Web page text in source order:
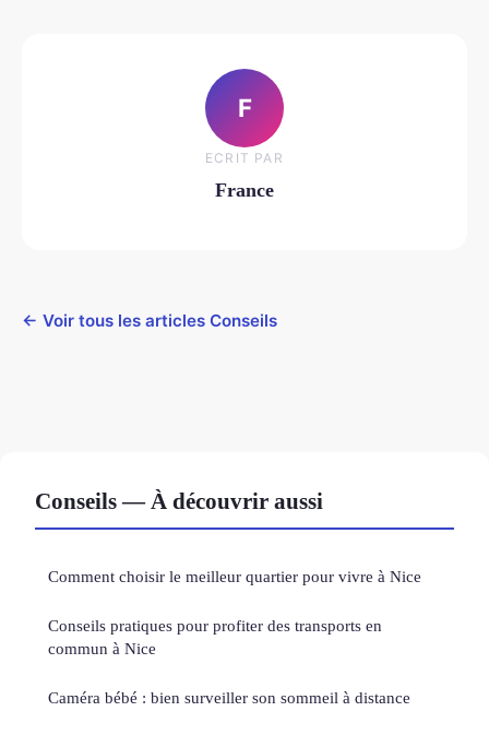
F
ECRIT PAR
France
← Voir tous les articles Conseils
Conseils — À découvrir aussi
Comment choisir le meilleur quartier pour vivre à Nice
Conseils pratiques pour profiter des transports en
commun à Nice
Caméra bébé : bien surveiller son sommeil à distance